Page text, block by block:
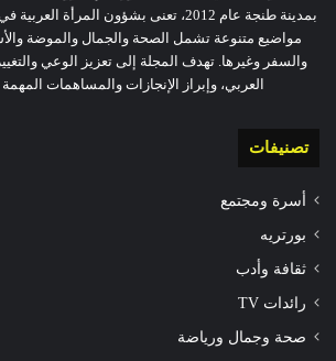
بمدينة طنجة عام 2012، تعنى بشؤون
مواضيع متنوعة تشمل الصحة والجمال والموضة
والسفر وغيرها. تهدف المجلة إلى تعزيز الوعي
العربي، وإبراز الإنجازات والمساهمات المهمة
تصنيفات
أسرة ومجتمع
بورتريه
ثقافة وأدب
رائدات TV
صحة وجمال ورياضة